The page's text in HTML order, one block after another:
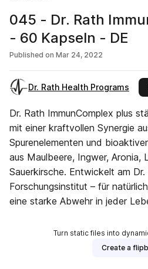
045 - Dr. Rath
- 60 Kapseln - DE
Published on Mar 24, 2022
Dr. Rath Health Programs
Dr. Rath ImmunComplex plus
mit einer kraftvollen Synergie
Spurenelementen und
aus Maulbeere, Ingwer, Aronia,
Sauerkirsche. Entwickelt am Dr.
Forschungsinstitut – für
eine starke Abwehr in jeder
Turn static files into
Create a